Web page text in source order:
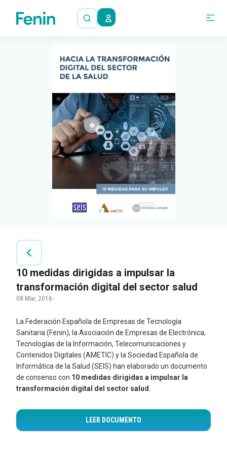
10 medidas dirigidas a impulsar la
transformación digital del sector salud
08 Mar, 2016·
La Federación Española de Empresas de Tecnología
Sanitaria (Fenin), la Asociación de Empresas de Electrónica,
Tecnologías de la Información, Telecomunicaciones y
Contenidos Digitales (AMETIC) y la Sociedad Española de
Informática de la Salud (SEIS) han elaborado un documento
de consenso con 10 medidas dirigidas a impulsar la
transformación digital del sector salud.
LEER DOCUMENTO